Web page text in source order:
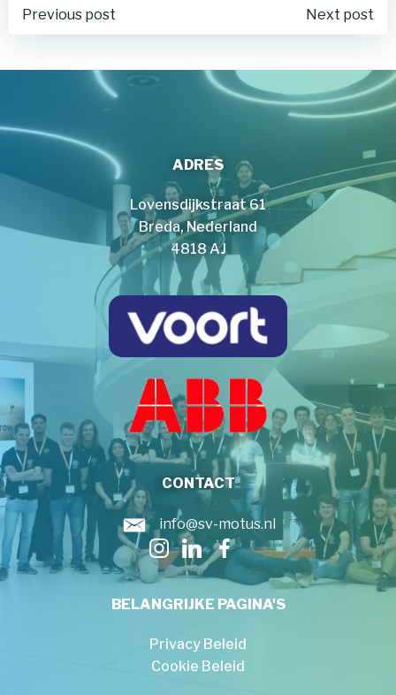
Post
navigation
Previous post
Post
navigation
Next post
ADRES
Lovensdijkstraat 61
Breda, Nederland
4818 AJ
CONTACT
info@sv-motus.nl
BELANGRIJKE PAGINA'S
Privacy Beleid
Cookie Beleid